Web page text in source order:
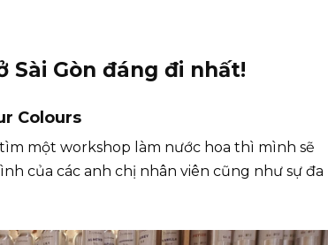
Sài Gòn đáng đi nhất!
Colours
một workshop làm nước hoa thì mình sẽ
của các anh chị nhân viên cũng như sự đa